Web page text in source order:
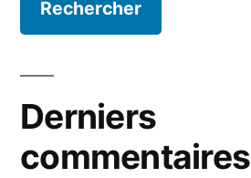
Derniers
commentaires